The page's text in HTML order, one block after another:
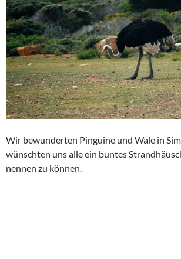
Wir bewunderten Pinguine und Wale in
wünschten uns alle ein buntes
nennen zu können.